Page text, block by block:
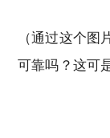
（通过这个
可靠吗？这可